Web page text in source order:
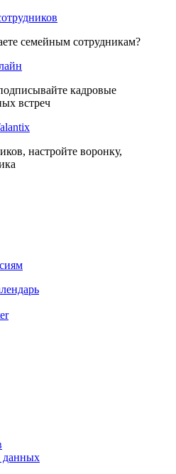
семейным сотрудникам?
кадровые
встреч
настройте воронку,
данных